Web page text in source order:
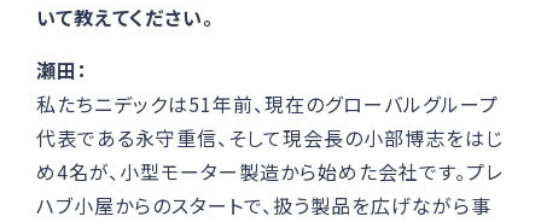
いて教えてください。
瀬田：
私たちニデックは51年前、現在のグローバルグループ
代表である永守重信、そして現会長の小部博志をはじ
め4名が、小型モーター製造から始めた会社です。プレ
ハブ小屋からのスタートで、扱う製品を広げながら事